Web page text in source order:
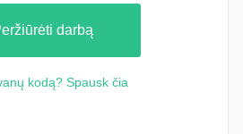
darbą
kodą? Spausk čia